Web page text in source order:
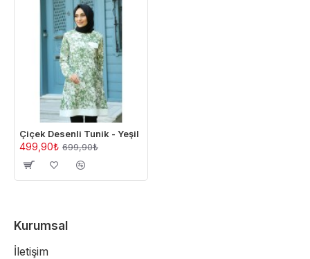
Çiçek Desenli Tunik - Yeşil
499,90₺ 699,90₺
Kurumsal
İletişim